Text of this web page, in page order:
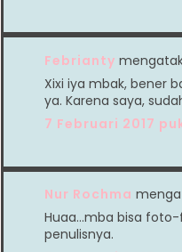
Febrianty
Xixi iya mbak, bener
ya. Karena saya,
7 Februari 2017
Nur Rochma
Huaa...mba bisa
penulisnya.